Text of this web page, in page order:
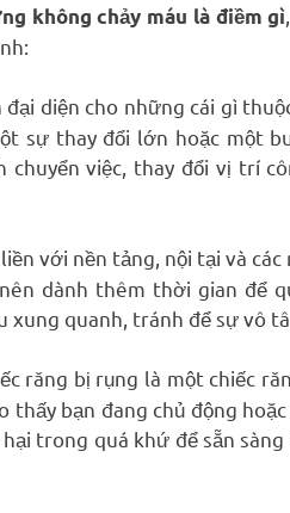
không chảy máu là điềm gì
diện cho những cái gì
sự thay đổi lớn hoặc một
việc, thay đổi vị trí
với nền tảng, nội tại và
dành thêm thời gian để
quanh, tránh để sự vô
răng bị rụng là một chiếc
thấy bạn đang chủ động
trong quá khứ để sẵn